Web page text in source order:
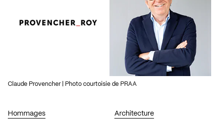
Hommages
Architecture
Claude Provencher | Photo courtoisie de PRAA